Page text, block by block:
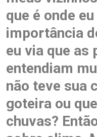
que é onde
importância
eu via que as
entendiam
não teve sua
goteira ou
chuvas?